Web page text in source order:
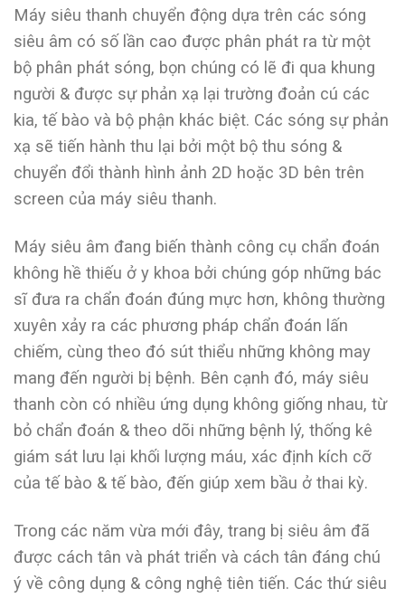
Máy siêu thanh chuyển động dựa trên các sóng
siêu âm có số lần cao được phân phát ra từ một
bộ phân phát sóng, bọn chúng có lẽ đi qua khung
người & được sự phản xạ lại trường đoản cú các
kia, tế bào và bộ phận khác biệt. Các sóng sự phản
xạ sẽ tiến hành thu lại bởi một bộ thu sóng &
chuyển đổi thành hình ảnh 2D hoặc 3D bên trên
screen của máy siêu thanh.
Máy siêu âm đang biến thành công cụ chẩn đoán
không hề thiếu ở y khoa bởi chúng góp những bác
sĩ đưa ra chẩn đoán đúng mực hơn, không thường
xuyên xảy ra các phương pháp chẩn đoán lấn
chiếm, cùng theo đó sút thiểu những không may
mang đến người bị bệnh. Bên cạnh đó, máy siêu
thanh còn có nhiều ứng dụng không giống nhau, từ
bỏ chẩn đoán & theo dõi những bệnh lý, thống kê
giám sát lưu lại khối lượng máu, xác định kích cỡ
của tế bào & tế bào, đến giúp xem bầu ở thai kỳ.
Trong các năm vừa mới đây, trang bị siêu âm đã
được cách tân và phát triển và cách tân đáng chú
ý về công dụng & công nghệ tiên tiến. Các thứ siêu